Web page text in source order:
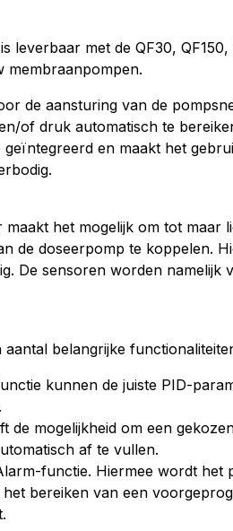
leverbaar met de QF30, QF150,
membraanpompen.
de aansturing van de
of druk automatisch te
en maakt het
het mogelijk om tot maar
de doseerpomp te koppelen.
De sensoren worden namelijk
belangrijke
kunnen de juiste PID-
de mogelijkheid om een
af te vullen.
functie. Hiermee wordt het
bereiken van een